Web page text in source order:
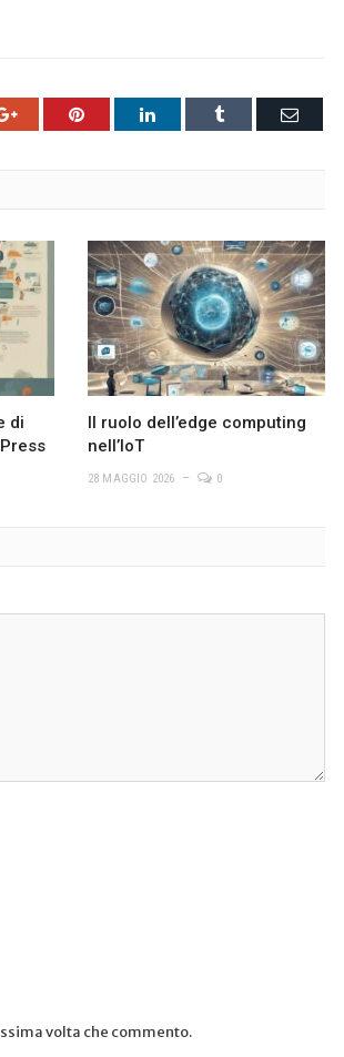
Google+ Pinterest LinkedIn Tumblr Email
di
Il ruolo dell’edge computing
nell’IoT
28 MAGGIO 2026 0
volta che commento.